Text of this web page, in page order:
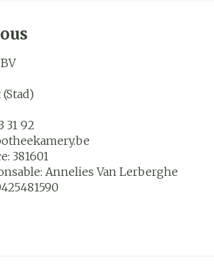
31 92
381601
Annelies Van Lerberghe